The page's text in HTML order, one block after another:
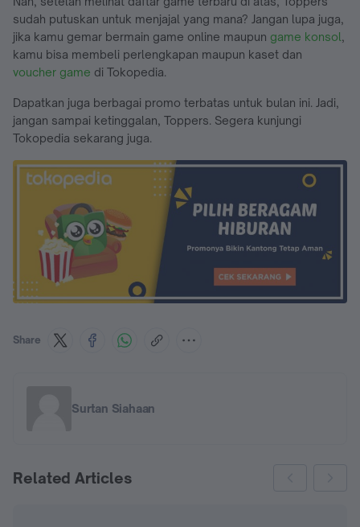
sudah putuskan untuk menjajal yang mana? Jangan lupa juga,
jika kamu gemar bermain game online maupun game konsol,
kamu bisa membeli perlengkapan maupun kaset dan
voucher game di Tokopedia.
Dapatkan juga berbagai promo terbatas untuk bulan ini. Jadi,
jangan sampai ketinggalan, Toppers. Segera kunjungi
Tokopedia sekarang juga.
Share
Surtan Siahaan
Related Articles